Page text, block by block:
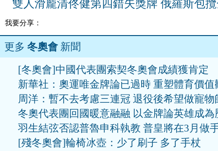
雙人滑龐清佟健第四錯失獎牌 俄羅斯包
我要分享：
更多 冬奧會新聞
[冬奧會]中國代表團索契冬奧會成績獲肯定
新華社：奧運唯金牌論已過時 重塑體育價值
周洋：暫不去考慮三連冠 退役後希望做寵物
冬奧代表團回國暖意融融 以金牌論英雄成為
羽生結弦否認普魯申科執教 普皇將在3月做
[殘冬奧會]輪椅冰壺：少了刷子 多了手杖